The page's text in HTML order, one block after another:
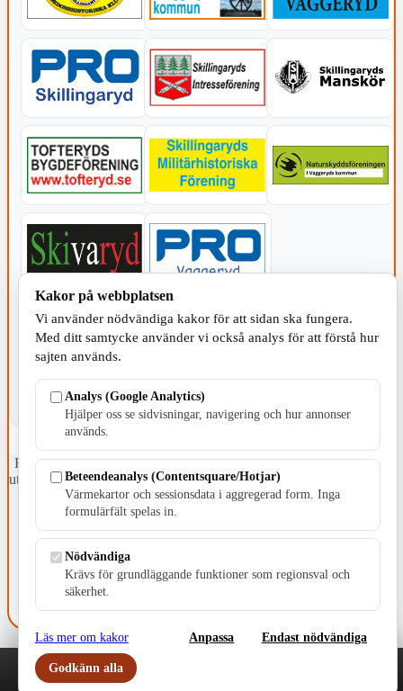
KOMMUNEN
Fristående webbtidningsföretag grundat 1991 som sedan 2002 ger
ut tidningen Skillingaryd.nu och 2010 lanserades Värnamo.nu. Från
april 2026 omfattar Skillingaryd.nu tre kommuner: Gnosjö,
Värnamo och Vaggeryds kommun.
Kontakta oss
E-post: redaktionen@skillingaryd.nu
Postadress: Gisslaköp 1, 568 92 Skillingaryd
Kakor på webbplatsen
Vi använder nödvändiga kakor för att sidan ska fungera.
Med ditt samtycke använder vi också analys för att förstå hur
sajten används.
Analys (Google Analytics)
Hjälper oss se sidvisningar, navigering och hur annonser
används.
Beteendeanalys (Contentsquare/Hotjar)
Värmekartor och sessionsdata i aggregerad form. Inga
formulärfält spelas in.
Nödvändiga
Krävs för grundläggande funktioner som regionsval och
säkerhet.
Läs mer om kakor Anpassa Endast nödvändiga
Godkänn alla